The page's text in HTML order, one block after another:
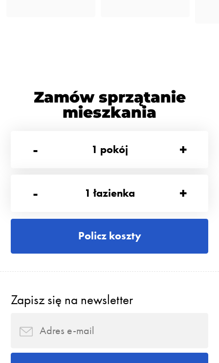
Zamów sprzątanie
mieszkania
-
1 pokój +
- 1 łazienka +
Policz koszty
Zapisz się na newsletter